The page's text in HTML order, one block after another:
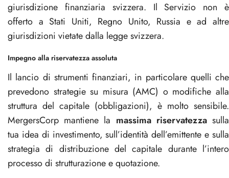
giurisdizione finanziaria svizzera. Il Servizio non è
offerto a Stati Uniti, Regno Unito, Russia e ad altre
giurisdizioni vietate dalla legge svizzera.
Impegno alla riservatezza assoluta
Il lancio di strumenti finanziari, in particolare quelli che
prevedono strategie su misura (AMC) o modifiche alla
struttura del capitale (obbligazioni), è molto sensibile.
MergersCorp mantiene la massima riservatezzasulla
tua idea di investimento, sull’identità dell’emittente e sulla
strategia di distribuzione del capitale durante l’intero
processo di strutturazione e quotazione.